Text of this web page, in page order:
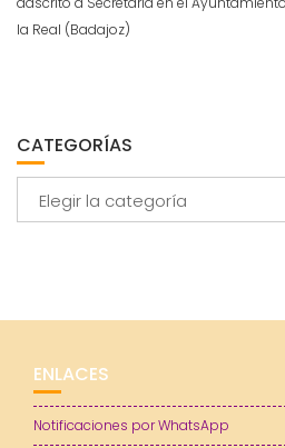
la Real (Badajoz)
CATEGORÍAS
ENLACES
Notificaciones por WhatsApp